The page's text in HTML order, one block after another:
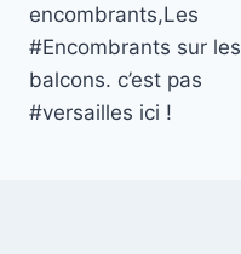
encombrants,Les
#Encombrants sur les
balcons. c’est pas
#versailles ici !